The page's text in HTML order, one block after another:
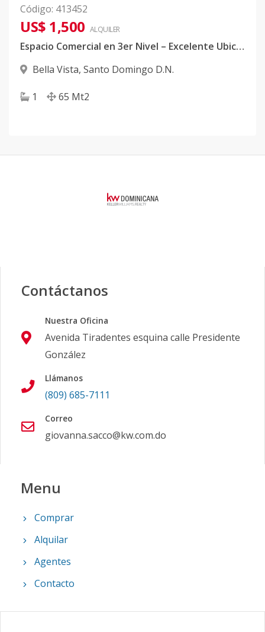
Código: 413452
US$ 1,500 ALQUILER
Espacio Comercial en 3er Nivel – Excelente Ubicación en Av. Rómulo Betancourt
Bella Vista, Santo Domingo D.N.
1 65 Mt2
Contáctanos
Nuestra Oficina
Avenida Tiradentes esquina calle Presidente
González
Llámanos
(809) 685-7111
Correo
giovanna.sacco@kw.com.do
Menu
Comprar
Alquilar
Agentes
Contacto